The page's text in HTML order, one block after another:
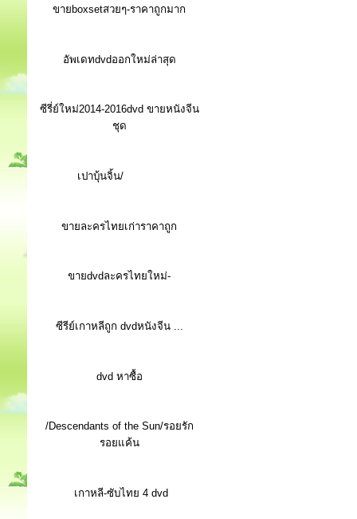
ขายboxsetสวยๆ-ราคาถูกมาก
อัพเดทdvdออกใหม่ล่าสุด
ซีรี่ย์ใหม่2014-2016dvd ขายหนังจีน
ชุด
เปาบุ้นจิ้น/
ขายละครไทยเก่าราคาถูก
ขายdvdละครไทยใหม่-
ซีรีย์เกาหลีถูก dvdหนังจีน ...
dvd หาซื้อ
/Descendants of the Sun/รอยรัก
รอยแค้น
เกาหลี-ซับไทย 4 dvd